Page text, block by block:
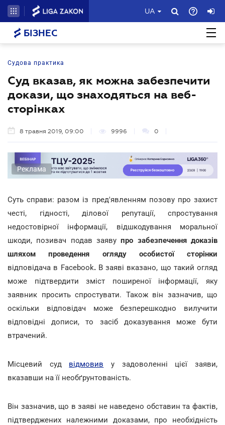
UA
БІЗНЕС
Судова практика
Суд вказав, як можна забезпечити
докази, що знаходяться на веб-
сторінках
8 травня 2019, 09:00 9996 0
Реклама
Суть справи: разом із пред'явленням позову про захист
честі, гідності, ділової репутації, спростування
недостовірної інформації, відшкодування моральної
шкоди, позивач подав заявупро забезпечення доказів
шляхом проведення огляду особистої сторінки
відповідача в Facebook.В заяві вказано, що такий огляд
може підтвердити зміст поширеної інформації, яку
заявник просить спростувати. Також він зазначив, що
оскільки відповідач може безперешкодно вилучити
відповідні дописи, то засіб доказування може бути
втрачений.
Місцевий суд відмовив у задоволенні цієї заяви,
вказавши на її необґрунтованість.
Він зазначив, що в заяві не наведено обставин та фактів,
підтверджених належними доказами, про необхідність